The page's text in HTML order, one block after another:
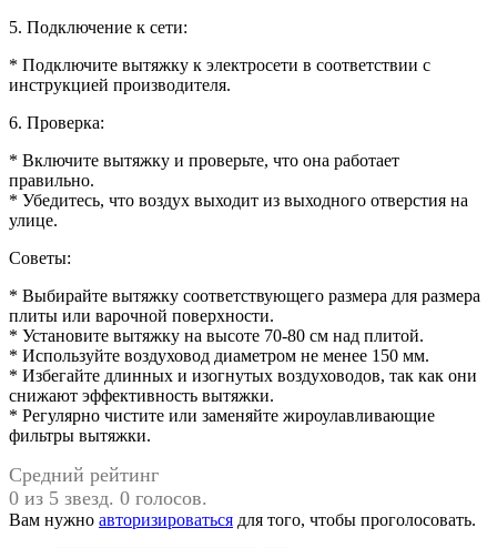
5. Подключение к сети:
* Подключите вытяжку к электросети в соответствии с
инструкцией производителя.
6. Проверка:
* Включите вытяжку и проверьте, что она работает
правильно.
* Убедитесь, что воздух выходит из выходного отверстия на
улице.
Советы:
* Выбирайте вытяжку соответствующего размера для размера
плиты или варочной поверхности.
* Установите вытяжку на высоте 70-80 см над плитой.
* Используйте воздуховод диаметром не менее 150 мм.
* Избегайте длинных и изогнутых воздуховодов, так как они
снижают эффективность вытяжки.
* Регулярно чистите или заменяйте жироулавливающие
фильтры вытяжки.
Средний рейтинг
0 из 5 звезд. 0 голосов.
Вам нужно авторизироваться для того, чтобы проголосовать.